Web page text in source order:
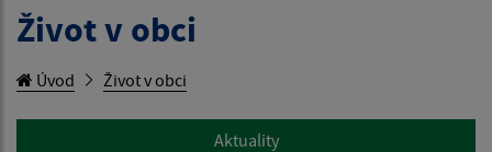
Život v obci
Úvod Život v obci
Aktuality